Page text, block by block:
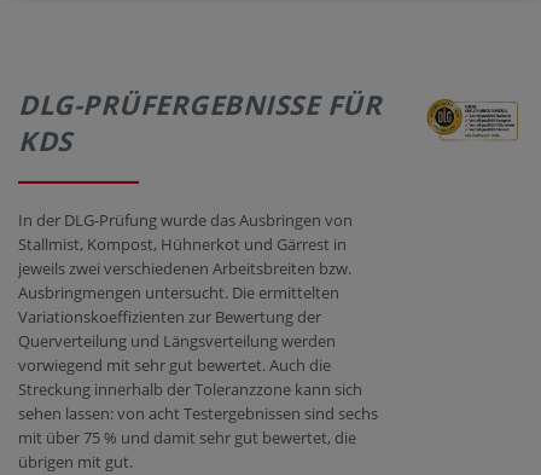
DLG-PRÜFERGEBNISSE FÜR
KDS
In der DLG-Prüfung wurde das Ausbringen von
Stallmist, Kompost, Hühnerkot und Gärrest in
jeweils zwei verschiedenen Arbeitsbreiten bzw.
Ausbringmengen untersucht. Die ermittelten
Variationskoeffizienten zur Bewertung der
Querverteilung und Längsverteilung werden
vorwiegend mit sehr gut bewertet. Auch die
Streckung innerhalb der Toleranzzone kann sich
sehen lassen: von acht Testergebnissen sind sechs
mit über 75 % und damit sehr gut bewertet, die
übrigen mit gut.